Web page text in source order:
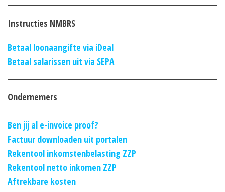
Instructies NMBRS
Betaal loonaangifte via iDeal
Betaal salarissen uit via SEPA
Ondernemers
Ben jij al e-invoice proof?
Factuur downloaden uit portalen
Rekentool inkomstenbelasting ZZP
Rekentool netto inkomen ZZP
Aftrekbare kosten